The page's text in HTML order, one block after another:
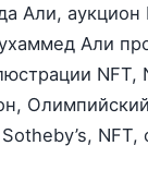
Али, аукцион
Али
NFT,
NFT,